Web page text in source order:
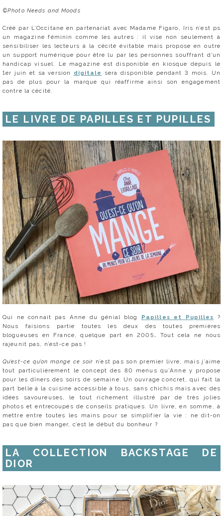
©Photo Needs and Moods
Créé par L’Occitane en partenariat avec Madame Figaro, Iris n’est ps
un magazine féminin comme les autres :
il vise non seulement à
sensibiliser les lecteurs à la cécité évitable mais propose en outre
un support numérique pour être lu par les personnes souffrant d’un
handicap visuel. Le magazine est disponible en kiosque depuis le
1er juin et sa version digitale
sera disponible pendant 3 mois. Un
pas de plus pour la marque qui réaffirme ainsi son engagement
contre la cécité.
LE LIVRE DE PAPILLES ET PUPILLES
Qui ne connait pas Anne du génial blog Papilles et Pupilles
?
Nous faisions partie toutes les deux des toutes premières
blogueuses en France, quelque part en 2005… Tout cela ne nous
rajeunit pas, n’est-ce pas !
Qu’est-ce qu’on mange ce soir n’est pas son premier livre, mais j’aime
tout particulièrement le concept des 80 menus qu’Anne y propose
pour les dîners des soirs de semaine. Un ouvrage concret, qui fait la
part belle à la cuisine accessible à tous, sans chichis mais avec des
idées savoureuses, le tout richement illustré par de très jolies
photos et entrecoupés de conseils pratiques. Un livre, en somme, à
mettre entre toutes les mains pour se simplifier la vie : ne dit-on
pas que bien manger, c’est le début du bonheur ?
LA COLLECTION BACKSTAGE DE
DIOR